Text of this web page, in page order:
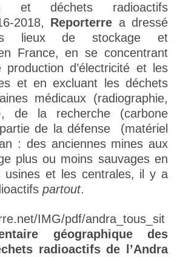
et déchets radioactifs
2018, Reporterre a dressé
lieux de stockage et
France, en se concentrant
d’électricité et les
et en excluant les déchets
médicaux (radiographie,
de la recherche (carbone
de la défense (matériel
: des anciennes mines aux
plus ou moins sauvages en
usines et les centrales, il y a
partout.
IMG/pdf/andra_tous_sit
géographique des
radioactifs de l’Andra